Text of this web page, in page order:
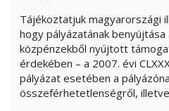
Tájékoztatjuk magyarországi
hogy pályázatának benyújtása
közpénzekből nyújtott
érdekében – a 2007. évi
pályázat esetében a
összeférhetetlenségről,